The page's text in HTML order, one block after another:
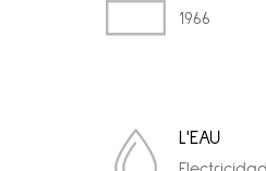
1966
L'EAU